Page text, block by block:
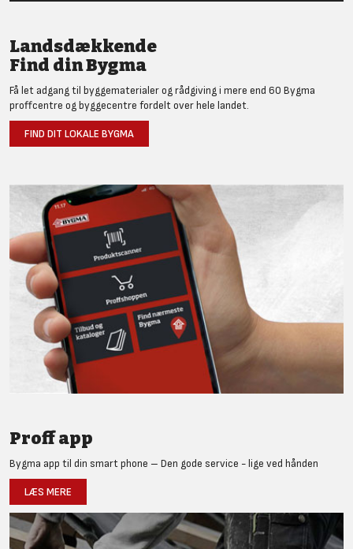
Landsdækkende
Find din Bygma
Få let adgang til byggematerialer og rådgiving i mere end 60 Bygma
proffcentre og byggecentre fordelt over hele landet.
FIND DIT LOKALE BYGMA
Proff app
Bygma app til din smart phone – Den gode service - lige ved hånden
LÆS MERE